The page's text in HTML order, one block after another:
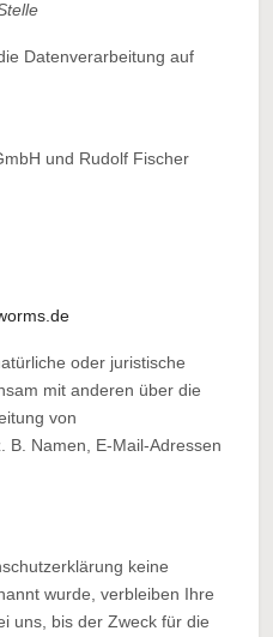
Datenverarbeitung auf
und Rudolf Fischer
oder juristische
mit anderen über die
von
B. Namen, E-Mail-Adressen
keine
wurde, verbleiben Ihre
uns, bis der Zweck für die